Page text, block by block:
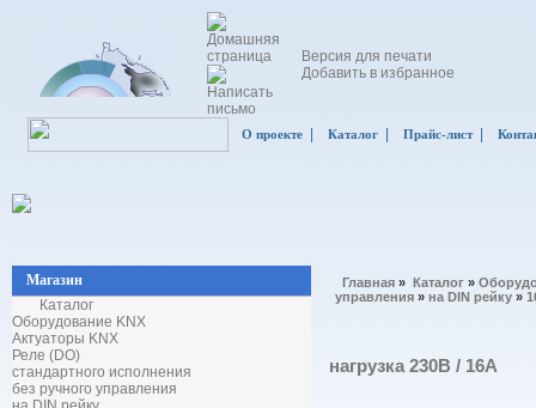
Версия для печати
Добавить в избранное
О проекте Каталог Прайс-лист|
Магазин
Каталог
Оборудование KNX
Актуаторы KNX
Реле (DO)
стандартного исполнения
без ручного управления
Главная » Каталог »
управления » на DIN рейку »
нагрузка 230В / 16А